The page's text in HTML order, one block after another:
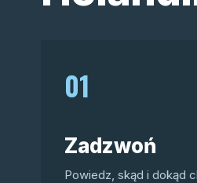
01
Zadzwoń
Powiedz, skąd i dokąd